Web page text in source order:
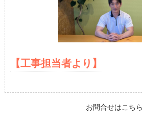
【工事担当者より】
お問合せはこちら